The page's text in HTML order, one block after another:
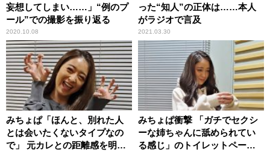
妄想してしまい……」“例のプ
ール”での撮影を振り返る
2020.10.08
った“知人”の正体は……本人
がラジオで言及
2021.03.30
みちょぱ「ほんと、別れた人
とは会いたくないタイプなの
で」 元カレとの距離感を明か
みちょぱ衝撃 「ガチでセクシ
ーな姉ちゃんに舐められてい
る感じ」のトイレットペーパ